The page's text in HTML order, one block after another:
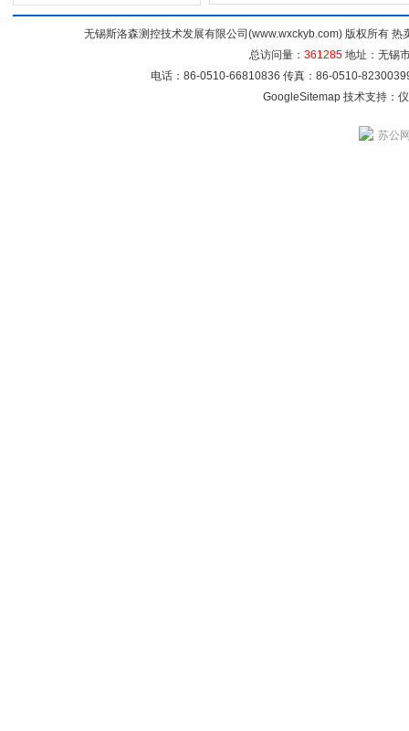
无锡斯洛森测控技术发展有限公司(www.wxckyb.com) 版权所有
总访问量： 361285 地址：无锡
电话：86-0510-66810836 传真：86-0510-
GoogleSitemap技术支持：
苏公